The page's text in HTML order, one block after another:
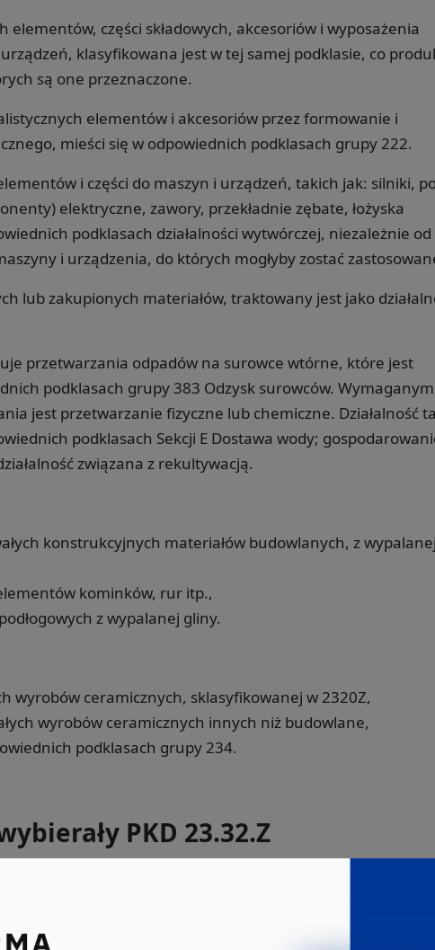
elementów, części składowych, akcesoriów i wyposażenia
klasyfikowana jest w tej samej podklasie, co
są one przeznaczone.
elementów i akcesoriów przez formowanie i
mieści się w odpowiednich podklasach grupy 222.
i części do maszyn i urządzeń, takich jak: silniki,
elektryczne, zawory, przekładnie zębate, łożyska
podklasach działalności wytwórczej, niezależnie od
i urządzenia, do których mogłyby zostać
lub zakupionych materiałów, traktowany jest jako
przetwarzania odpadów na surowce wtórne, które jest
podklasach grupy 383 Odzysk surowców. Wymaganym
jest przetwarzanie fizyczne lub chemiczne. Działalność ta
podklasach Sekcji E Dostawa wody;
związana z rekultywacją.
konstrukcyjnych materiałów budowlanych, z wypalanej
kominków, rur itp.,
z wypalanej gliny.
wyrobów ceramicznych, sklasyfikowanej w 2320Z,
wyrobów ceramicznych innych niż budowlane,
podklasach grupy 234.
PKD 23.32.Z
łączy